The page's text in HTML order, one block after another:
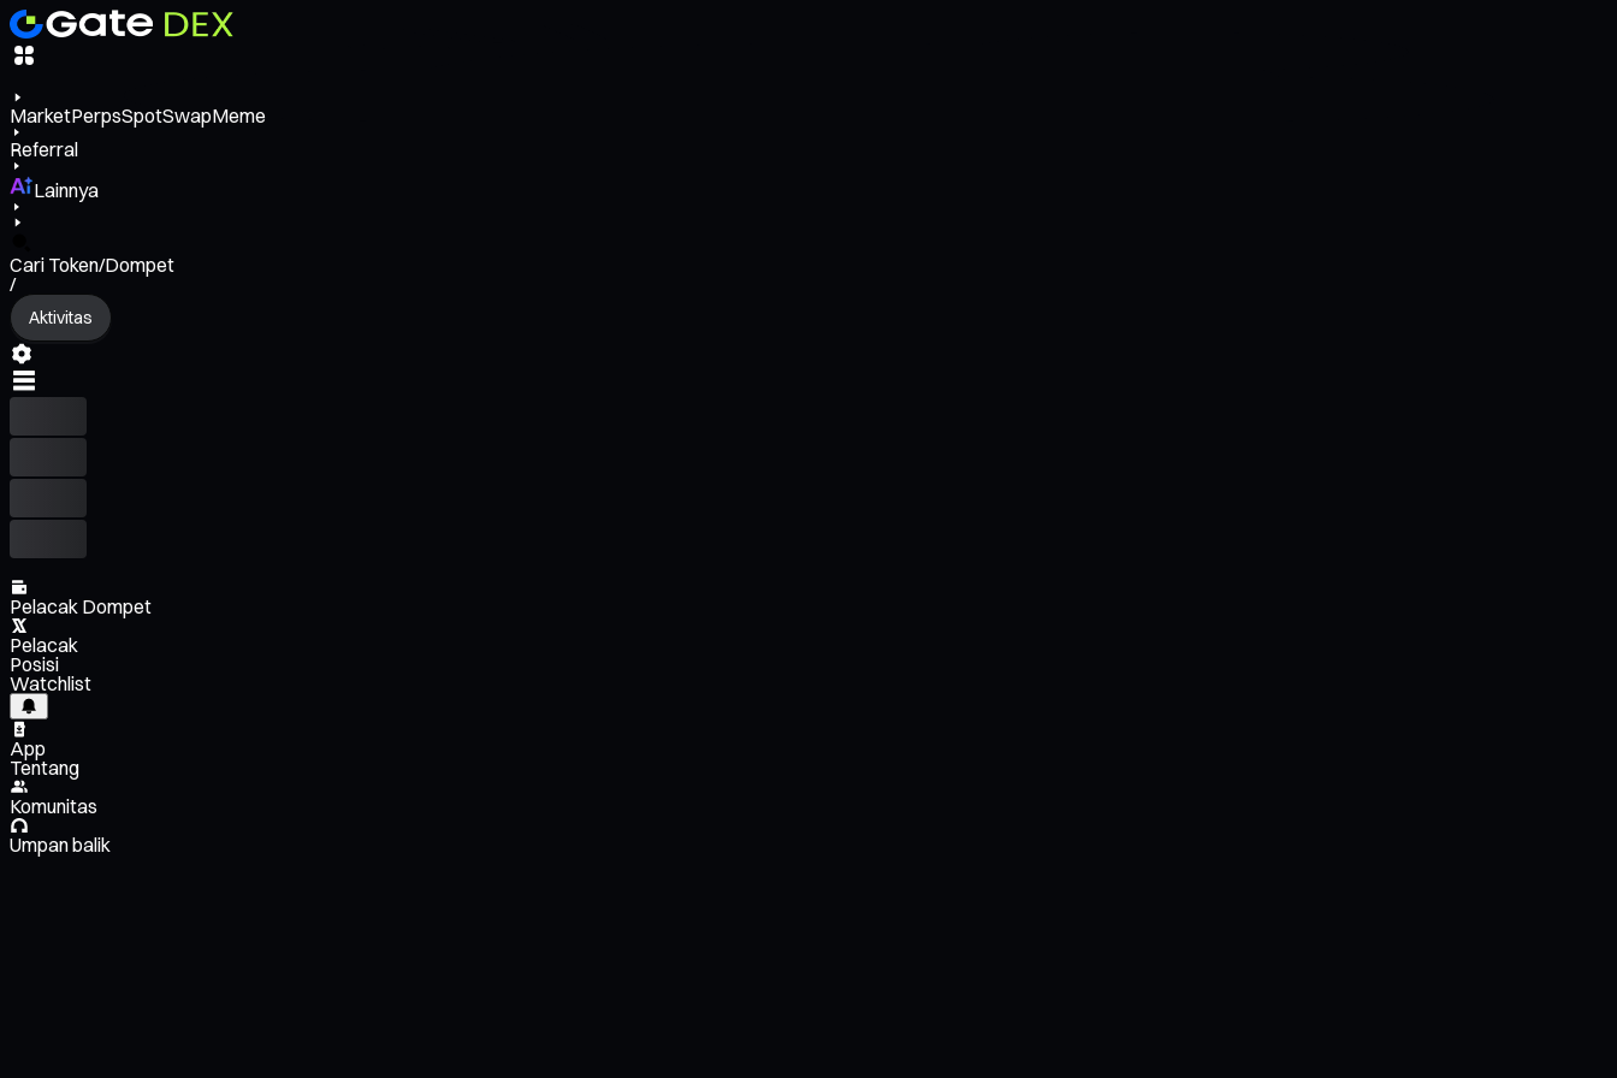
MarketPerpsSpotSwapMeme
Referral
Lainnya
Cari Token/Dompet
/
Aktivitas
Pelacak Dompet
Pelacak
Posisi
Watchlist
App
Tentang
Komunitas
Umpan balik